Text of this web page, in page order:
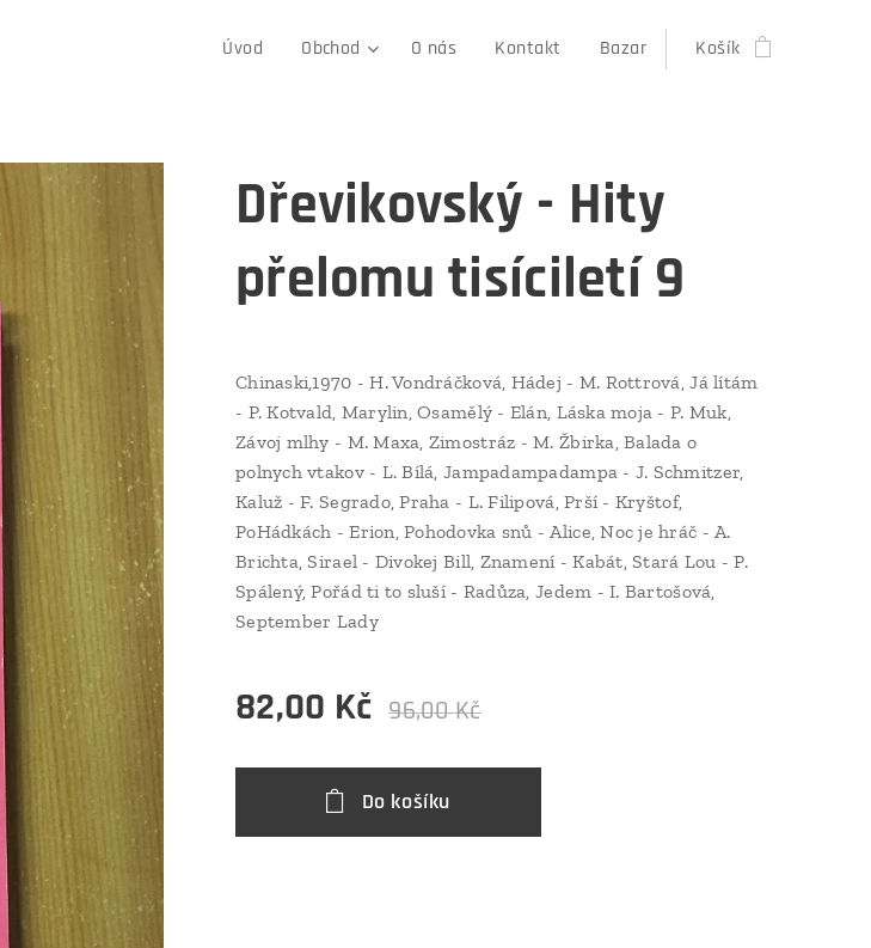
Úvod Obchod O nás Kontakt Bazar Košík
Dřevikovský - Hity
přelomu tisíciletí 9
Chinaski,1970 - H. Vondráčková, Hádej - M. Rottrová, Já lítám
- P. Kotvald, Marylin, Osamělý - Elán, Láska moja - P. Muk,
Závoj mlhy - M. Maxa, Zimostráz - M. Žbirka, Balada o
polnych vtakov - L. Bílá, Jampadampadampa - J. Schmitzer,
Kaluž - F. Segrado, Praha - L. Filipová, Prší - Kryštof,
PoHádkách - Erion, Pohodovka snů - Alice, Noc je hráč - A.
Brichta, Sirael - Divokej Bill, Znamení - Kabát, Stará Lou - P.
Spálený, Pořád ti to sluší - Radůza, Jedem - I. Bartošová,
September Lady
82,00 Kč 96,00Kč
Do košíku